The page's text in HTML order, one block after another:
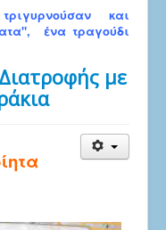
και
ένα τραγούδι
με